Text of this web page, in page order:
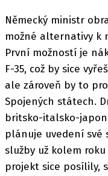
Německý ministr
možné alternativy k
První možností je
F-35, což by sice
ale zároveň by to
Spojených státech.
britsko-italsko-
plánuje uvedení své
služby už kolem
projekt sice posílily,